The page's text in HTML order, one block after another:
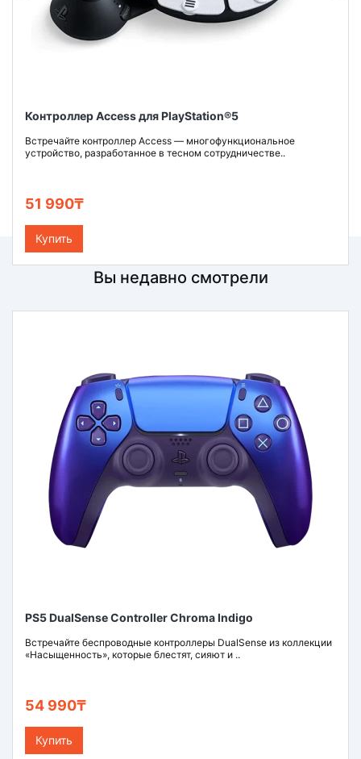
Контроллер Access для PlayStation®5
Встречайте контроллер Access — многофункциональное
устройство, разработанное в тесном сотрудничестве..
51 990₸
Купить
Вы недавно смотрели
PS5 DualSense Controller Chroma Indigo
Встречайте беспроводные контроллеры DualSense из коллекции
«Насыщенность», которые блестят, сияют и ..
54 990₸
Купить